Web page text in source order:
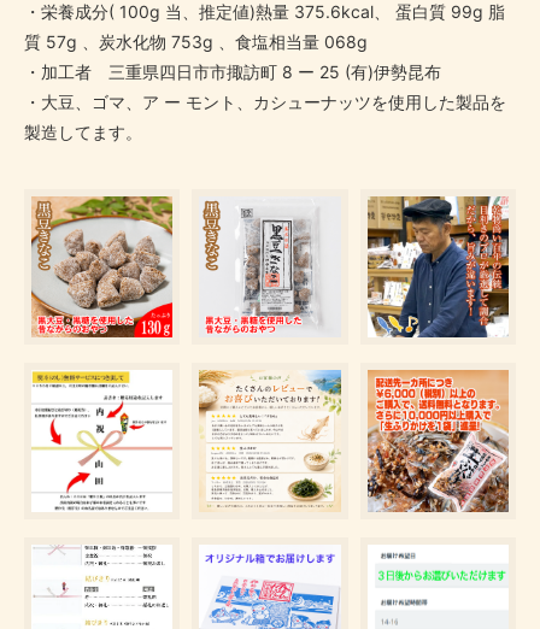
・栄養成分( 100g 当、推定値)熱量 375.6kcal、 蛋白質 99g 脂
質 57g 、炭水化物 753g 、食塩相当量 068g
・加工者 三重県四日市市掫訪町 8 ー 25 (有)伊勢昆布
・大豆、ゴマ、ア ー モント、カシューナッツを使用した製品を
製造してます。